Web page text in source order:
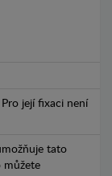
její fixaci není
tato
můžete